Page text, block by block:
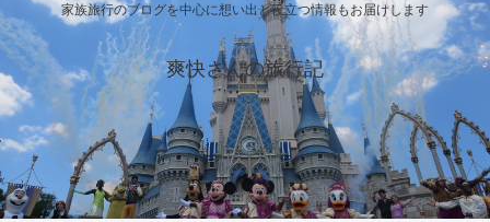
家族旅行のブログを中心に想い出と役立つ情報もお届けします
爽快さんの旅行記